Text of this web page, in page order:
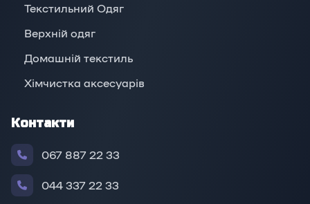
Текстильний Одяг
Верхній oдяг
Домашній текстиль
Хімчистка аксесуарів
Контакти
067 887 22 33
044 337 22 33